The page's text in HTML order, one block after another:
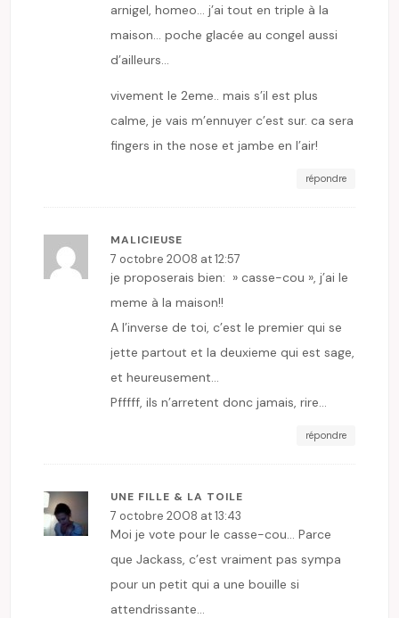
arnigel, homeo… j’ai tout en triple à la
maison… poche glacée au congel aussi
d’ailleurs…
vivement le 2eme.. mais s’il est plus
calme, je vais m’ennuyer c’est sur. ca sera
fingers in the nose et jambe en l’air!
répondre
MALICIEUSE
7 octobre 2008 at 12:57
je proposerais bien: » casse-cou », j’ai le
meme à la maison!!
A l’inverse de toi, c’est le premier qui se
jette partout et la deuxieme qui est sage,
et heureusement…
Pfffff, ils n’arretent donc jamais, rire…
répondre
UNE FILLE & LA TOILE
7 octobre 2008 at 13:43
Moi je vote pour le casse-cou… Parce
que Jackass, c’est vraiment pas sympa
pour un petit qui a une bouille si
attendrissante…